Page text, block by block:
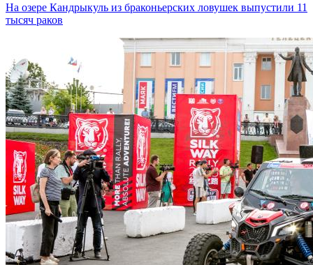
На озере Кандрыкуль из браконьерских ловушек выпустили 11
тысяч раков